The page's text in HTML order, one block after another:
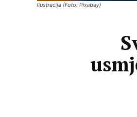
Ilustracija (Foto: Pixabay)